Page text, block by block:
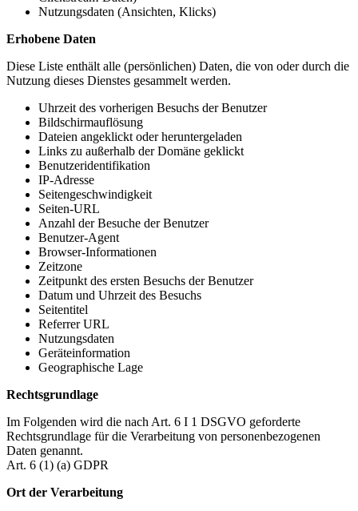
Nutzungsdaten (Ansichten, Klicks)
Erhobene Daten
Diese Liste enthält alle (persönlichen) Daten, die von oder durch die
Nutzung dieses Dienstes gesammelt werden.
Uhrzeit des vorherigen Besuchs der Benutzer
Bildschirmauflösung
Dateien angeklickt oder heruntergeladen
Links zu außerhalb der Domäne geklickt
Benutzeridentifikation
IP-Adresse
Seitengeschwindigkeit
Seiten-URL
Anzahl der Besuche der Benutzer
Benutzer-Agent
Browser-Informationen
Zeitzone
Zeitpunkt des ersten Besuchs der Benutzer
Datum und Uhrzeit des Besuchs
Seitentitel
Referrer URL
Nutzungsdaten
Geräteinformation
Geographische Lage
Rechtsgrundlage
Im Folgenden wird die nach Art. 6 I 1 DSGVO geforderte
Rechtsgrundlage für die Verarbeitung von personenbezogenen
Daten genannt.
Art. 6 (1) (a) GDPR
Ort der Verarbeitung